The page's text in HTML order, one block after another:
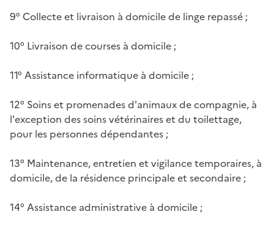
9° Collecte et livraison à domicile de linge repassé ;
10° Livraison de courses à domicile ;
11° Assistance informatique à domicile ;
12° Soins et promenades d'animaux de compagnie, à
l'exception des soins vétérinaires et du toilettage,
pour les personnes dépendantes ;
13° Maintenance, entretien et vigilance temporaires, à
domicile, de la résidence principale et secondaire ;
14° Assistance administrative à domicile ;